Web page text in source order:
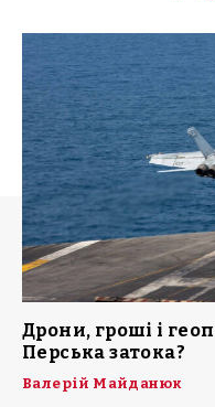
Дрони, гроші і
Перська затока?
Валерій Майданюк